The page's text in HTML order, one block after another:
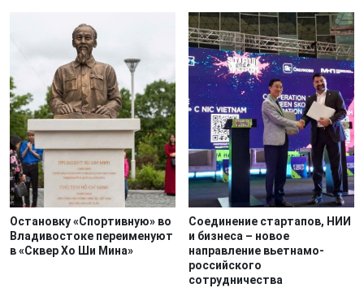
Остановку «Спортивную» во
Владивостоке переименуют
в «Сквер Хо Ши Мина»
Соединение стартапов, НИИ
и бизнеса – новое
направление вьетнамо-
российского
сотрудничества